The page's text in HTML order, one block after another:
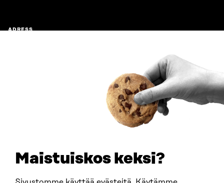
Maistuiskos keksi?
ADRESS
fornamn.efternamn@sitra.fi